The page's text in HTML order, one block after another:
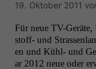
19. Oktober 2011
Für neue TV-
stoff- und
en und Kühl- und
ar 2012 neue oder